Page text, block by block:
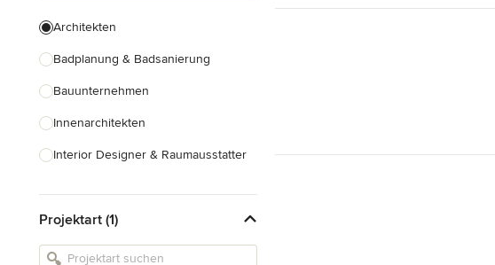
Architekten
Badplanung & Badsanierung
Bauunternehmen
Innenarchitekten
Interior Designer & Raumausstatter
Landschaftsarchitekten
Armaturen & Sanitärbedarf
Projektart (1)